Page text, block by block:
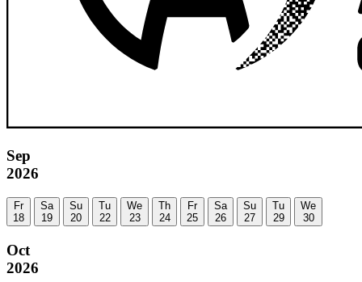
Sep
2026
Fr
18
Sa
19
Su
20
Tu
22
We
23
Th
24
Fr
25
Sa
26
Su
27
Tu
29
We
30
Oct
2026